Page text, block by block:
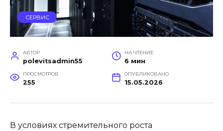
СЕРВИС
АВТОР
polevitsadmin55
НА ЧТЕНИЕ
6 мин
ПРОСМОТРОВ
255
ОПУБЛИКОВАНО
15.05.2026
В условиях стремительного роста